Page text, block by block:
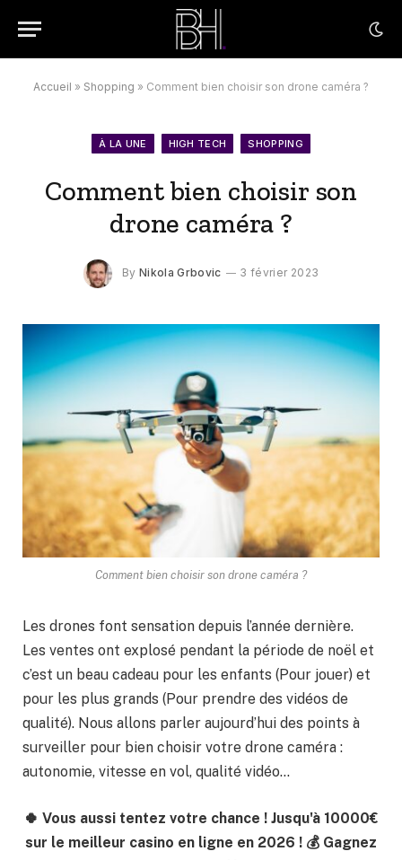
Accueil » Shopping » Comment bien choisir son drone caméra ?
À LA UNE HIGH TECH SHOPPING
Comment bien choisir son
drone caméra ?
By Nikola Grbovic 3 février 2023
Comment bien choisir son drone caméra ?
Les drones font sensation depuis l’année dernière.
Les ventes ont explosé pendant la période de noël et
c’est un beau cadeau pour les enfants (Pour jouer) et
pour les plus grands (Pour prendre des vidéos de
qualité). Nous allons parler aujourd’hui des points à
surveiller pour bien choisir votre drone caméra :
autonomie, vitesse en vol, qualité vidéo…
🍀 Vous aussi tentez votre chance ! Jusqu'à 10000€
sur le meilleur casino en ligne en 2026 ! 💰 Gagnez